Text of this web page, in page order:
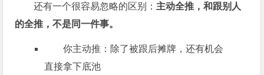
还有一个很容易忽略的区别： 主动全推，和跟别人
的全推，不是同一件事。
你主动推：除了被跟后摊牌，还有机会
直接拿下底池